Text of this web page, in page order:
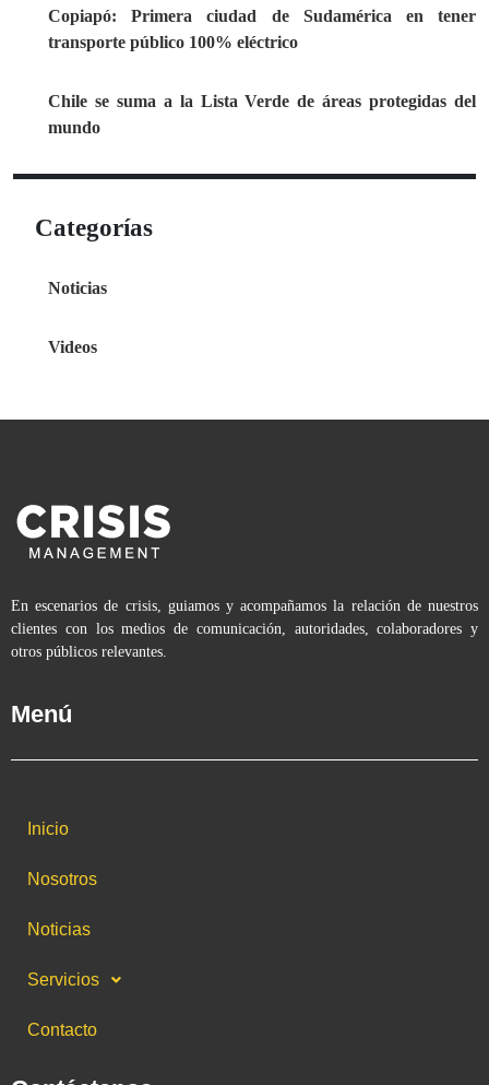
Copiapó: Primera ciudad de Sudamérica en tener
transporte público 100% eléctrico
Chile se suma a la Lista Verde de áreas protegidas del
mundo
Categorías
Noticias
Videos
En escenarios de crisis, guiamos y acompañamos la relación de nuestros
clientes con los medios de comunicación, autoridades, colaboradores y
otros públicos relevantes.
Menú
Inicio
Nosotros
Noticias
Servicios
Contacto